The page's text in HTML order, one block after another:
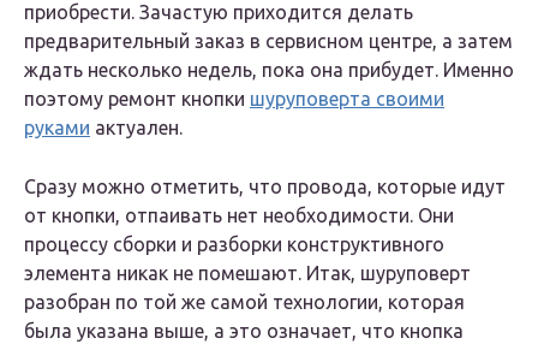
приобрести. Зачастую приходится делать
предварительный заказ в сервисном центре, а затем
ждать несколько недель, пока она прибудет. Именно
поэтому ремонт кнопки шуруповерта своими
руками актуален.
Сразу можно отметить, что провода, которые идут
от кнопки, отпаивать нет необходимости. Они
процессу сборки и разборки конструктивного
элемента никак не помешают. Итак, шуруповерт
разобран по той же самой технологии, которая
была указана выше, а это означает, что кнопка